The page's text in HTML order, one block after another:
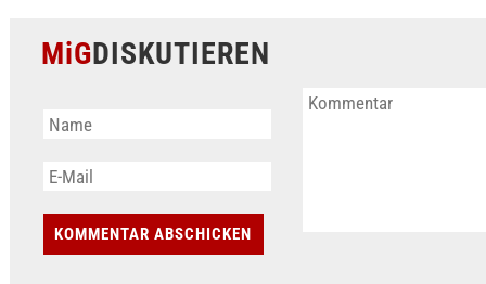
MiGDISKUTIEREN